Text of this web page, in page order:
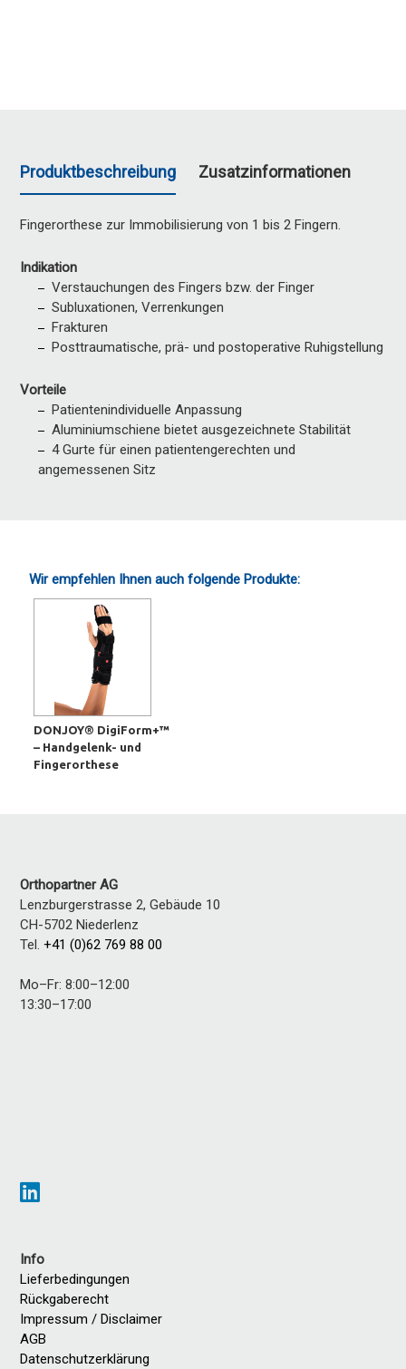
Produktbeschreibung Zusatzinformationen
Fingerorthese zur Immobilisierung von 1 bis 2 Fingern.
Indikation
Verstauchungen des Fingers bzw. der Finger
Subluxationen, Verrenkungen
Frakturen
Posttraumatische, prä- und postoperative Ruhigstellung
Vorteile
Patientenindividuelle Anpassung
Aluminiumschiene bietet ausgezeichnete Stabilität
4 Gurte für einen patientengerechten und
angemessenen Sitz
Wir empfehlen Ihnen auch folgende Produkte:
DONJOY® DigiForm+™
– Handgelenk- und
Fingerorthese
Orthopartner AG
Lenzburgerstrasse 2, Gebäude 10
CH-5702 Niederlenz
Tel.+41 (0)62 769 88 00
Mo–Fr: 8:00–12:00
13:30–17:00
Info
Lieferbedingungen
Rückgaberecht
Impressum / Disclaimer
AGB
Datenschutzerklärung